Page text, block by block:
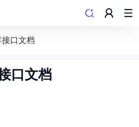
口文档
口文档